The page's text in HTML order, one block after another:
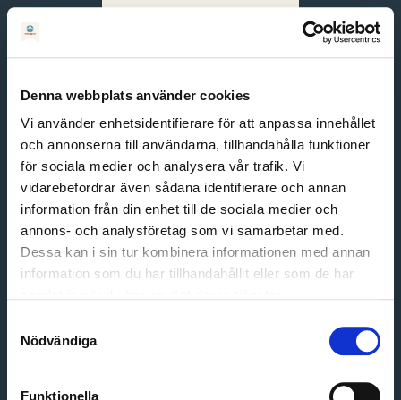
Denna webbplats använder cookies
Vi använder enhetsidentifierare för att anpassa innehållet
och annonserna till användarna, tillhandahålla funktioner
för sociala medier och analysera vår trafik. Vi
vidarebefordrar även sådana identifierare och annan
information från din enhet till de sociala medier och
annons- och analysföretag som vi samarbetar med.
Dessa kan i sin tur kombinera informationen med annan
information som du har tillhandahållit eller som de har
Nödvändiga
Funktionella
English
Svenska
Email address